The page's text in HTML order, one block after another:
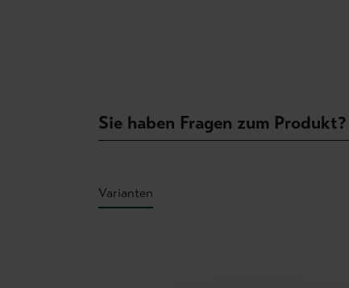
Sie haben Fragen zum Produkt?
Varianten